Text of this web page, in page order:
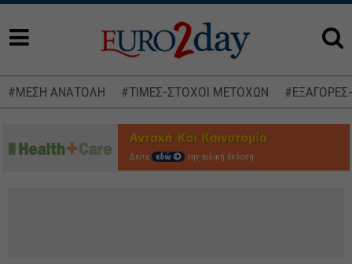
#ΜΕΣΗ ΑΝΑΤΟΛΗ #ΤΙΜΕΣ-ΣΤΟΧΟΙ ΜΕΤΟΧΩΝ
Δείτε εδώ την ειδική έκδοση